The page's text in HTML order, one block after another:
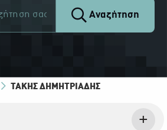
Αναζήτηση
ΤΆΚΗΣ ΔΗΜΗΤΡΙΆΔΗΣ